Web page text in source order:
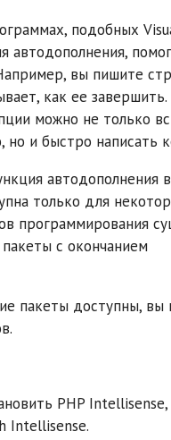
подобных
автодополнения,
вы пишите
как ее завершить.
можно не только
и быстро написать
автодополнения
только для
программирования
с окончанием
пакеты доступны, вы
PHP Intellisense,
Intellisense.